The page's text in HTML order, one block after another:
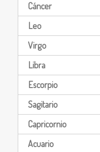
Cáncer
Leo
Virgo
Libra
Escorpio
Sagitario
Capricornio
Acuario